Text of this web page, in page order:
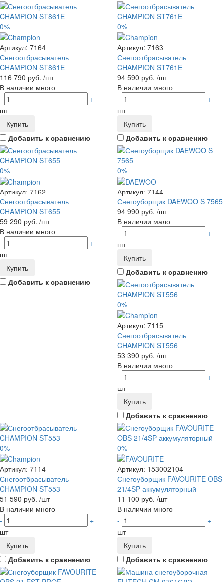
0%
Артикул: 7164
Снегоотбрасыватель
CHAMPION ST861E
116 790 руб. /шт
В наличии много
-
+
шт
Купить
Добавить к сравнению
0%
Артикул: 7163
Снегоотбрасыватель
CHAMPION ST761E
94 590 руб. /шт
В наличии много
-
+
шт
Купить
Добавить к сравнению
0%
Артикул: 7162
Снегоотбрасыватель
CHAMPION ST655
59 290 руб. /шт
В наличии много
-
+
шт
Купить
Добавить к сравнению
0%
Артикул: 7144
Снегоуборщик DAEWOO S 7565
94 990 руб. /шт
В наличии мало
-
+
шт
Купить
Добавить к сравнению
0%
Артикул: 7115
Снегоотбрасыватель
CHAMPION ST556
53 390 руб. /шт
В наличии много
-
+
шт
Купить
Добавить к сравнению
0%
Артикул: 7114
Снегоотбрасыватель
CHAMPION ST553
51 590 руб. /шт
В наличии много
-
+
шт
Купить
Добавить к сравнению
0%
Артикул: 153002104
Снегоуборщик FAVOURITE OBS
21/4SP аккумуляторный
11 100 руб. /шт
В наличии много
-
+
шт
Купить
Добавить к сравнению